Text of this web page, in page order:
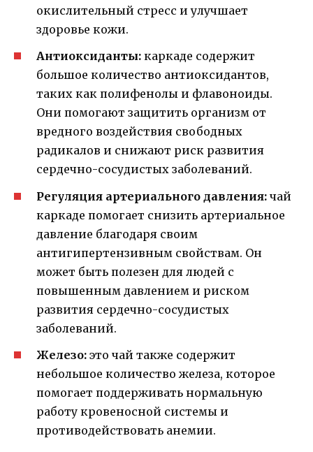
окислительный стресс и улучшает
здоровье кожи.
Антиоксиданты: каркаде содержит
большое количество антиоксидантов,
таких как полифенолы и флавоноиды.
Они помогают защитить организм от
вредного воздействия свободных
радикалов и снижают риск развития
сердечно-сосудистых заболеваний.
Регуляция артериального давления: чай
каркаде помогает снизить артериальное
давление благодаря своим
антигипертензивным свойствам. Он
может быть полезен для людей с
повышенным давлением и риском
развития сердечно-сосудистых
заболеваний.
Железо: это чай также содержит
небольшое количество железа, которое
помогает поддерживать нормальную
работу кровеносной системы и
противодействовать анемии.